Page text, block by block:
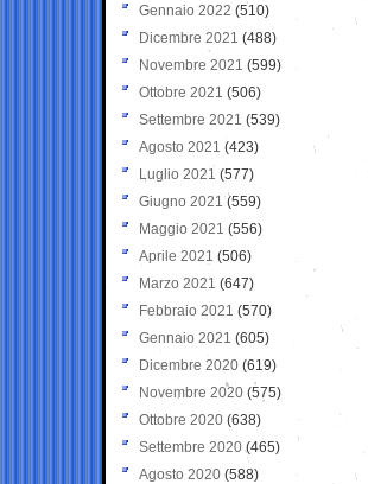
Gennaio 2022 (510)
Dicembre 2021 (488)
Novembre 2021 (599)
Ottobre 2021 (506)
Settembre 2021 (539)
Agosto 2021 (423)
Luglio 2021 (577)
Giugno 2021(559)
Maggio 2021 (556)
Aprile 2021 (506)
Marzo 2021 (647)
Febbraio 2021 (570)
Gennaio 2021 (605)
Dicembre 2020 (619)
Novembre 2020 (575)
Ottobre 2020 (638)
Settembre 2020(465)
Agosto 2020 (588)